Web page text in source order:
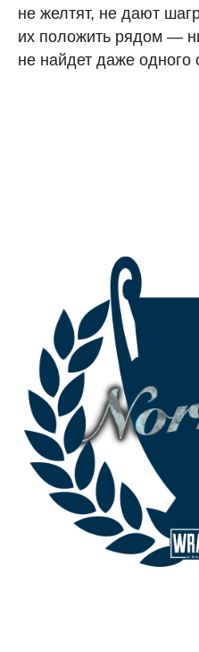
не желтят, не дают
их положить рядом —
не найдет даже одного